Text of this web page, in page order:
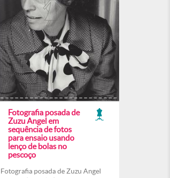
Fotografia posada de
Zuzu Angel em
sequência de fotos
para ensaio usando
lenço de bolas no
pescoço
Fotografia posada de Zuzu Angel